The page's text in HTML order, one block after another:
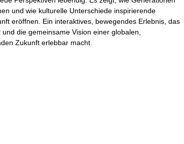
und wie kulturelle Unterschiede inspirierende
eröffnen. Ein interaktives, bewegendes Erlebnis, das
die gemeinsame Vision einer globalen,
Zukunft erlebbar macht.